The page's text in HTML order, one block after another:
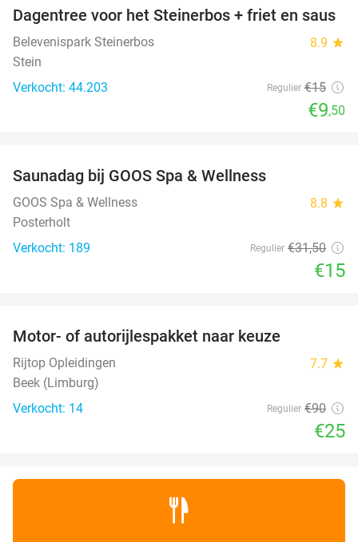
37%
Dagentree voor het Steinerbos + friet en saus
Belevenispark Steinerbos 8.9 star
Stein
Verkocht: 44.203
Regulier €15
€9,50
Saunadag bij GOOS Spa & Wellness
GOOS Spa & Wellness 8.8 star
Posterholt
Verkocht: 189
Regulier €31,50
€15
Motor- of autorijlespakket naar keuze
Rijtop Opleidingen 7.7 star
Beek (Limburg)
Verkocht: 14
Regulier €90
€25